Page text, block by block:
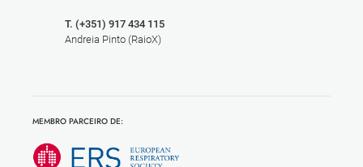
T. (+351) 917 434 115
Andreia Pinto (RaioX)
MEMBRO PARCEIRO DE: